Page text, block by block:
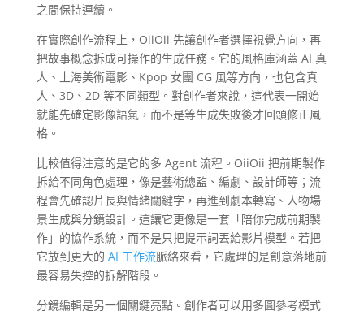
之間保持連續。
在實際創作流程上，OiiOii 先讓創作者選擇視覺方向，再
把故事概念拆成可操作的生成任務。它的風格庫涵蓋 AI 真
人、上海美術電影、Kpop 女團 CG 風等方向，也包含真
人、3D、2D 等不同類型。對創作者來說，這代表一開始
就能先確定影像語氣，而不是等生成失敗後才回頭修正風
格。
比較值得注意的是它的多 Agent 流程。OiiOii 把前期製作
拆給不同角色處理，像是藝術總監、編劇、設計師等；流
程會先確認片長與情緒關鍵字，再進到劇本轉寫、人物場
景生成與分鏡設計。這讓它更像是一套「陪你完成前期製
作」的協作系統，而不是只把提示詞丟給影片模型。若把
它放到更大的 AI 工作流脈絡來看，它處理的是創意落地前
最容易失控的拆解階段。
分鏡編輯是另一個關鍵亮點。創作者可以用多圖參考模式